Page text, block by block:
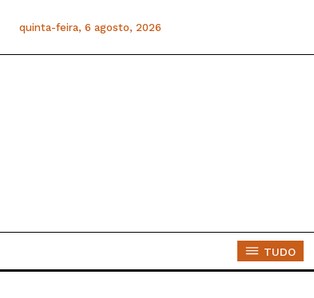
quinta-feira, 6 agosto, 2026
TUDO